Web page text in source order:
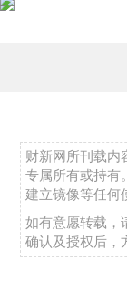
财新网所刊载内
专属所有或持有
建立镜像等任何
如有意愿转载，
确认及授权后，